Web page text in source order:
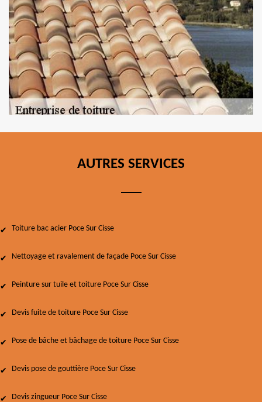
AUTRES SERVICES
Toiture bac acier Poce Sur Cisse
Nettoyage et ravalement de façade Poce Sur Cisse
Peinture sur tuile et toiture Poce Sur Cisse
Devis fuite de toiture Poce Sur Cisse
Pose de bâche et bâchage de toiture Poce Sur Cisse
Devis pose de gouttière Poce Sur Cisse
Devis zingueur Poce Sur Cisse